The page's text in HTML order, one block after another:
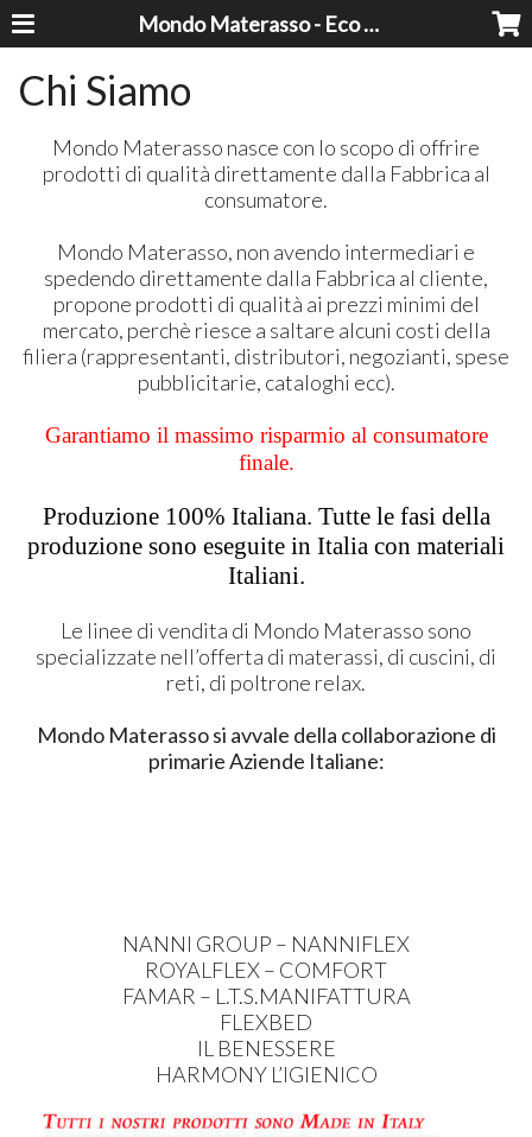
Mondo Materasso - Eco Dreams srl
Chi Siamo
Mondo Materasso nasce con lo scopo di offrire
prodotti di qualità direttamente dalla Fabbrica al
consumatore.
Mondo Materasso, non avendo intermediari e
spedendo direttamente dalla Fabbrica al cliente,
propone prodotti di qualità ai prezzi minimi del
mercato, perchè riesce a saltare alcuni costi della
filiera (rappresentanti, distributori, negozianti, spese
pubblicitarie, cataloghi ecc).
Garantiamo il massimo risparmio al consumatore
finale.
Produzione 100% Italiana. Tutte le fasi della
produzione sono eseguite in Italia con materiali
Italiani.
Le linee di vendita di Mondo Materasso sono
specializzate nell’offerta di materassi, di cuscini, di
reti, di poltrone relax.
Mondo Materasso si avvale della collaborazione di
primarie Aziende Italiane:
NANNI GROUP – NANNIFLEX
ROYALFLEX– COMFORT
FAMAR – L.T.S.MANIFATTURA
FLEXBED
IL BENESSERE
HARMONYL’IGIENICO